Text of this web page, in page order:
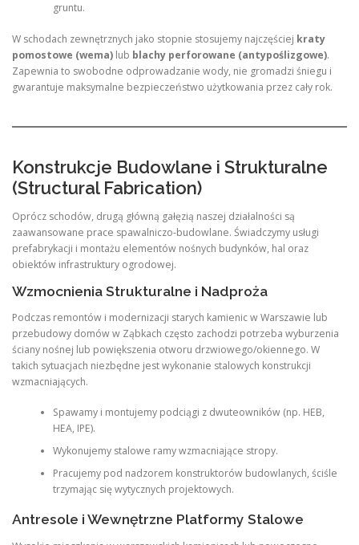
gruntu.
W schodach zewnętrznych jako stopnie stosujemy najczęściej kraty
pomostowe (wema) lub blachy perforowane (antypoślizgowe).
Zapewnia to swobodne odprowadzanie wody, nie gromadzi śniegu i
gwarantuje maksymalne bezpieczeństwo użytkowania przez cały rok.
Konstrukcje Budowlane i Strukturalne
(Structural Fabrication)
Oprócz schodów, drugą główną gałęzią naszej działalności są
zaawansowane prace spawalniczo-budowlane. Świadczymy usługi
prefabrykacji i montażu elementów nośnych budynków, hal oraz
obiektów infrastruktury ogrodowej.
Wzmocnienia Strukturalne i Nadproża
Podczas remontów i modernizacji starych kamienic w Warszawie lub
przebudowy domów w Ząbkach często zachodzi potrzeba wyburzenia
ściany nośnej lub powiększenia otworu drzwiowego/okiennego. W
takich sytuacjach niezbędne jest wykonanie stalowych konstrukcji
wzmacniających.
Spawamy i montujemy podciągi z dwuteowników (np. HEB,
HEA, IPE).
Wykonujemy stalowe ramy wzmacniające stropy.
Pracujemy pod nadzorem konstruktorów budowlanych, ściśle
trzymając się wytycznych projektowych.
Antresole i Wewnętrzne Platformy Stalowe